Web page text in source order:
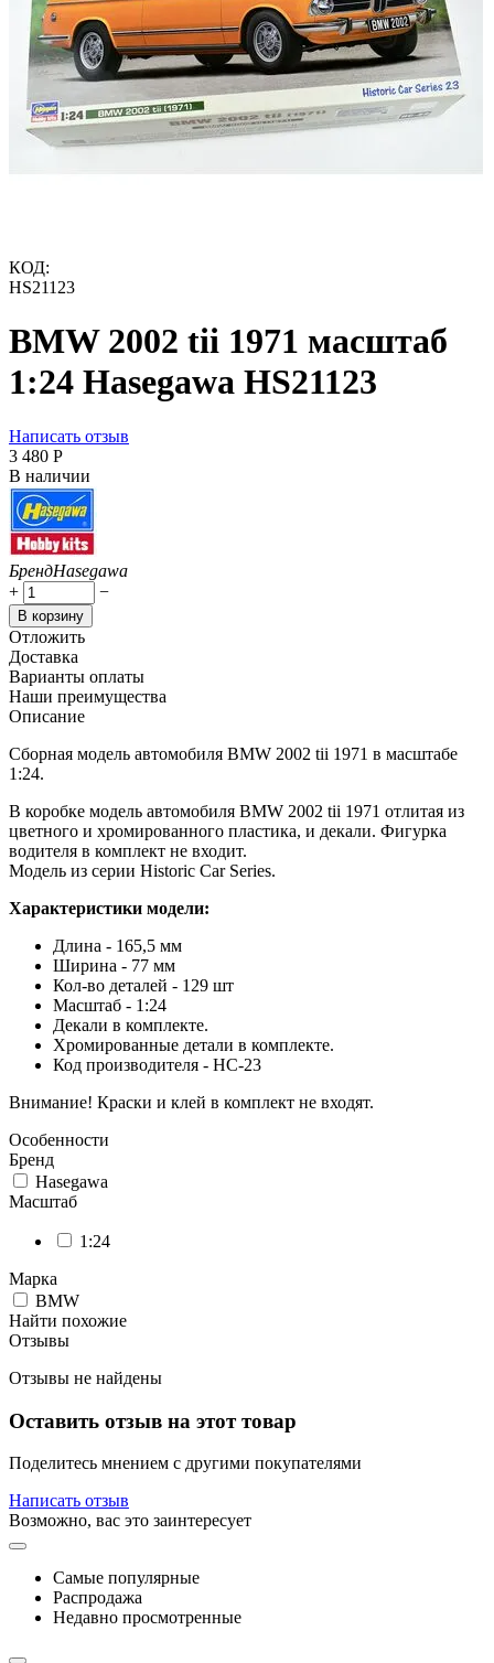
КОД:
HS21123
BMW 2002 tii 1971 масштаб
1:24 Hasegawa HS21123
Написать отзыв
3 480 Р
В наличии
БрендHasegawa
+
−
В корзину
Отложить
Доставка
Варианты оплаты
Наши преимущества
Описание
Сборная модель автомобиля BMW 2002 tii 1971 в масштабе
1:24.
В коробке модель автомобиля BMW 2002 tii 1971 отлитая из
цветного и хромированного пластика, и декали. Фигурка
водителя в комплект не входит.
Модель из серии Historic Car Series.
Характеристики модели:
Длина - 165,5 мм
Ширина - 77 мм
Кол-во деталей - 129 шт
Масштаб - 1:24
Декали в комплекте.
Хромированные детали в комплекте.
Код производителя - HC-23
Внимание! Краски и клей в комплект не входят.
Особенности
Бренд
Hasegawa
Масштаб
1:24
Марка
BMW
Найти похожие
Отзывы
Отзывы не найдены
Оставить отзыв на этот товар
Поделитесь мнением с другими покупателями
Написать отзыв
Возможно, вас это заинтересует
Самые популярные
Распродажа
Недавно просмотренные